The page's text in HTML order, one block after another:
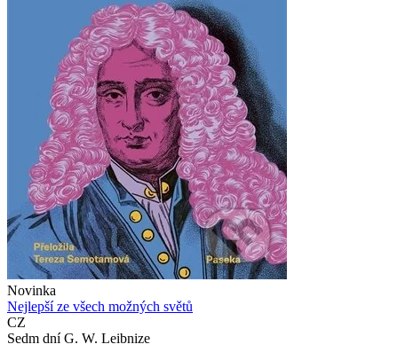
Novinka
Nejlepší ze všech možných světů
CZ
Sedm dní G. W. Leibnize